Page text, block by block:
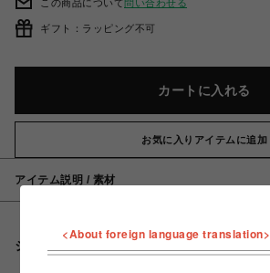
この商品について問い合わせる
ギフト：ラッピング不可
カートに入れる
お気に入りアイテムに追加
アイテム説明 / 素材
シェアする
<About foreign language translation>